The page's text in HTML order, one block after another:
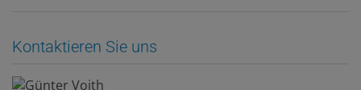
Kontaktieren Sie uns